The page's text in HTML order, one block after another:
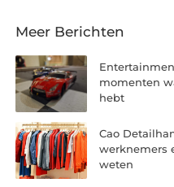
Meer Berichten
momenten
hebt
Cao
werknemers
weten